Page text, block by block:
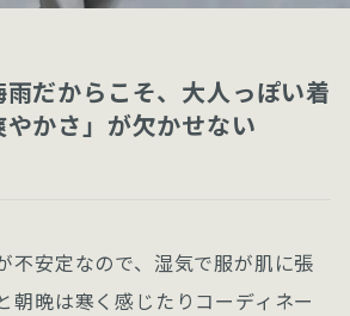
雨だからこそ、大人っぽい着
かさ」が欠かせない
不安定なので、湿気で服が肌に張
朝晩は寒く感じたりコーディネー